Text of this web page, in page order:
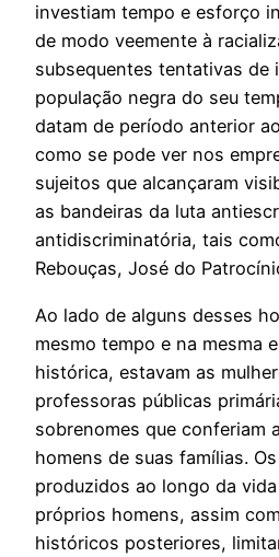
investiam tempo e esforço
de modo veemente à
subsequentes tentativas de
população negra do seu
datam de período anterior
como se pode ver nos
sujeitos que alcançaram
as bandeiras da luta
antidiscriminatória, tais
Rebouças, José do
Ao lado de alguns desses
mesmo tempo e na mesma
histórica, estavam as
professoras públicas
sobrenomes que conferiam
homens de suas famílias.
produzidos ao longo da
próprios homens, assim
históricos posteriores,